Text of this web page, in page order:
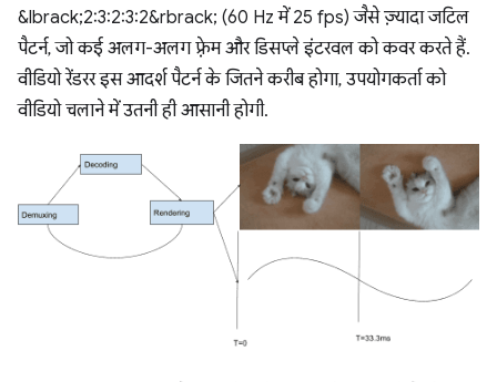
&lbrack;2:3:2:3:2&rbrack; (60 Hz में 25 fps) जैसे ज़्यादा जटिल
पैटर्न, जो कई अलग-अलग फ़्रेम और डिसप्ले इंटरवल को कवर करते हैं.
वीडियो रेंडरर इस आदर्श पैटर्न के जितने करीब होगा, उपयोगकर्ता को
वीडियो चलाने में उतनी ही आसानी होगी.